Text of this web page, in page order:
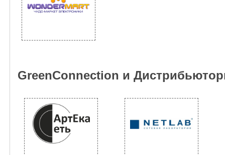
GreenConnection и